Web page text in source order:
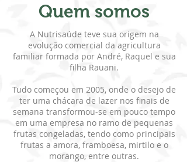
Quem somos
A Nutrisaúde teve sua origem na
evolução comercial da agricultura
familiar formada por André, Raquel e sua
filha Rauani.
Tudo começou em 2005, onde o desejo de
ter uma chácara de lazer nos finais de
semana transformou-se em pouco tempo
em uma empresa no ramo de pequenas
frutas congeladas, tendo como principais
frutas a amora, framboesa, mirtilo e o
morango, entre outras.